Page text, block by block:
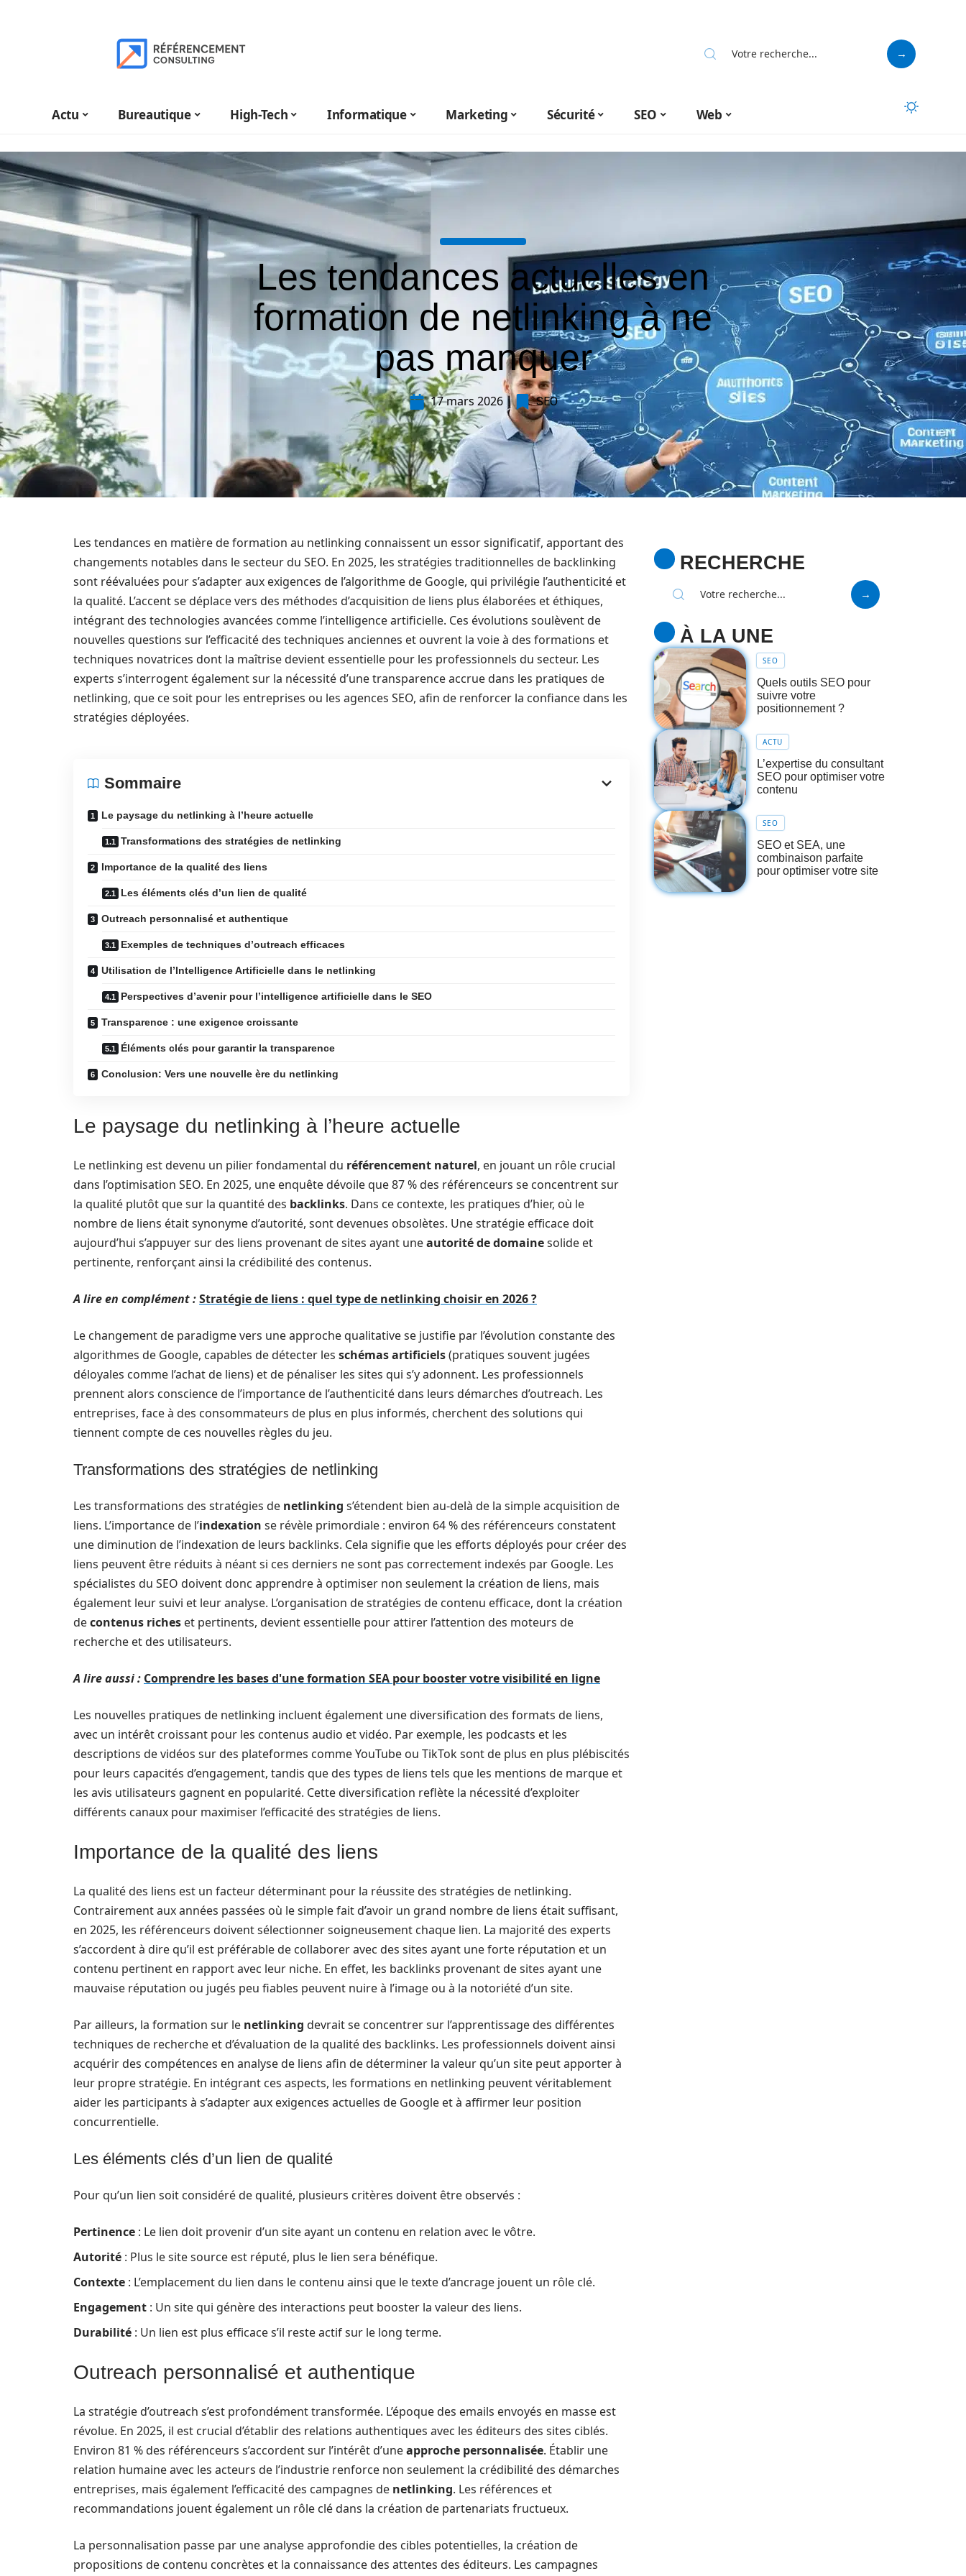
Actu Bureautique High-Tech Informatique Marketing Sécurité SEO Web
Les tendances actuelles en
formation de netlinking à ne
pas manquer
17 mars 2026 SEO
Les tendances en matière de formation au netlinking connaissent un essor significatif, apportant des
changements notables dans le secteur du SEO. En 2025, les stratégies traditionnelles de backlinking
sont réévaluées pour s’adapter aux exigences de l’algorithme de Google, qui privilégie l’authenticité et
la qualité. L’accent se déplace vers des méthodes d’acquisition de liens plus élaborées et éthiques,
intégrant des technologies avancées comme l’intelligence artificielle. Ces évolutions soulèvent de
nouvelles questions sur l’efficacité des techniques anciennes et ouvrent la voie à des formations et
techniques novatrices dont la maîtrise devient essentielle pour les professionnels du secteur. Les
experts s’interrogent également sur la nécessité d’une transparence accrue dans les pratiques de
netlinking, que ce soit pour les entreprises ou les agences SEO, afin de renforcer la confiance dans les
stratégies déployées.
Sommaire
Le paysage du netlinking à l’heure actuelle
Transformations des stratégies de netlinking
Importance de la qualité des liens
Les éléments clés d’un lien de qualité
Outreach personnalisé et authentique
Exemples de techniques d’outreach efficaces
Utilisation de l’Intelligence Artificielle dans le netlinking
Perspectives d’avenir pour l’intelligence artificielle dans le SEO
Transparence : une exigence croissante
Éléments clés pour garantir la transparence
Conclusion: Vers une nouvelle ère du netlinking
Le paysage du netlinking à l’heure actuelle
Le netlinking est devenu un pilier fondamental du référencement naturel, en jouant un rôle crucial
dans l’optimisation SEO. En 2025, une enquête dévoile que 87 % des référenceurs se concentrent sur
la qualité plutôt que sur la quantité des backlinks. Dans ce contexte, les pratiques d’hier, où le
nombre de liens était synonyme d’autorité, sont devenues obsolètes. Une stratégie efficace doit
aujourd’hui s’appuyer sur des liens provenant de sites ayant uneautorité de domainesolide et
pertinente, renforçant ainsi la crédibilité des contenus.
A lire en complément :Stratégie de liens : quel type de netlinking choisir en 2026 ?
Le changement de paradigme vers une approche qualitative se justifie par l’évolution constante des
algorithmes de Google, capables de détecter les schémas artificiels(pratiques souvent jugées
déloyales comme l’achat de liens) et de pénaliser les sites qui s’y adonnent. Les professionnels
prennent alors conscience de l’importance de l’authenticité dans leurs démarches d’outreach. Les
entreprises, face à des consommateurs de plus en plus informés, cherchent des solutions qui
tiennent compte de ces nouvelles règles du jeu.
Transformations des stratégies de netlinking
Les transformations des stratégies de netlinking s’étendent bien au-delà de la simple acquisition de
liens. L’importance de l’indexation se révèle primordiale : environ 64 % des référenceurs constatent
une diminution de l’indexation de leurs backlinks. Cela signifie que les efforts déployés pour créer des
liens peuvent être réduits à néant si ces derniers ne sont pas correctement indexés par Google. Les
spécialistes du SEO doivent donc apprendre à optimiser non seulement la création de liens, mais
également leur suivi et leur analyse. L’organisation de stratégies de contenu efficace, dont la création
decontenus riches et pertinents, devient essentielle pour attirer l’attention des moteurs de
recherche et des utilisateurs.
A lire aussi : Comprendre les bases d'une formation SEA pour booster votre visibilité en ligne
Les nouvelles pratiques de netlinking incluent également une diversification des formats de liens,
avec un intérêt croissant pour les contenus audio et vidéo. Par exemple, les podcasts et les
descriptions de vidéos sur des plateformes comme YouTube ou TikTok sont de plus en plus plébiscités
pour leurs capacités d’engagement, tandis que des types de liens tels que les mentions de marque et
les avis utilisateurs gagnent en popularité. Cette diversification reflète la nécessité d’exploiter
différents canaux pour maximiser l’efficacité des stratégies de liens.
Importance de la qualité des liens
La qualité des liens est un facteur déterminant pour la réussite des stratégies de netlinking.
Contrairement aux années passées où le simple fait d’avoir un grand nombre de liens était suffisant,
en 2025, les référenceurs doivent sélectionner soigneusement chaque lien. La majorité des experts
s’accordent à dire qu’il est préférable de collaborer avec des sites ayant une forte réputation et un
contenu pertinent en rapport avec leur niche. En effet, les backlinks provenant de sites ayant une
mauvaise réputation ou jugés peu fiables peuvent nuire à l’image ou à la notoriété d’un site.
Par ailleurs, la formation sur le netlinking devrait se concentrer sur l’apprentissage des différentes
techniques de recherche et d’évaluation de la qualité des backlinks. Les professionnels doivent ainsi
acquérir des compétences en analyse de liens afin de déterminer la valeur qu’un site peut apporter à
leur propre stratégie. En intégrant ces aspects, les formations en netlinking peuvent véritablement
aider les participants à s’adapter aux exigences actuelles de Google et à affirmer leur position
concurrentielle.
Les éléments clés d’un lien de qualité
Pour qu’un lien soit considéré de qualité, plusieurs critères doivent être observés :
Pertinence : Le lien doit provenir d’un site ayant un contenu en relation avec le vôtre.
Autorité : Plus le site source est réputé, plus le lien sera bénéfique.
Contexte : L’emplacement du lien dans le contenu ainsi que le texte d’ancrage jouent un rôle clé.
Engagement : Un site qui génère des interactions peut booster la valeur des liens.
Durabilité : Un lien est plus efficace s’il reste actif sur le long terme.
Outreach personnalisé et authentique
La stratégie d’outreach s’est profondément transformée. L’époque des emails envoyés en masse est
révolue. En 2025, il est crucial d’établir des relations authentiques avec les éditeurs des sites ciblés.
Environ 81 % des référenceurs s’accordent sur l’intérêt d’uneapproche personnalisée. Établir une
relation humaine avec les acteurs de l’industrie renforce non seulement la crédibilité des démarches
entreprises, mais également l’efficacité des campagnes de netlinking. Les références et
recommandations jouent également un rôle clé dans la création de partenariats fructueux.
La personnalisation passe par une analyse approfondie des cibles potentielles, la création de
propositions de contenu concrètes et la connaissance des attentes des éditeurs. Les campagnes
RECHERCHE
À LA UNE
SEO
Quels outils SEO pour
suivre votre
positionnement ?
ACTU
L’expertise du consultant
SEO pour optimiser votre
contenu
SEO
SEO et SEA, une
combinaison parfaite
pour optimiser votre site